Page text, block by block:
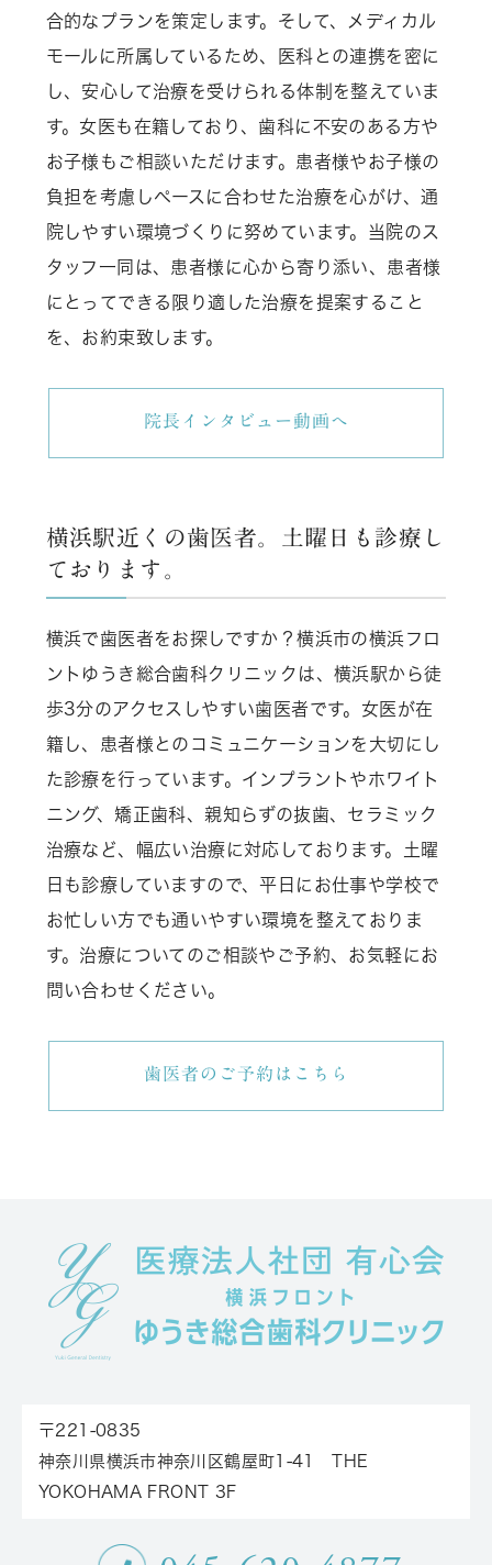
合的なプランを策定します。そして、メディカル
モールに所属しているため、医科との連携を密に
し、安心して治療を受けられる体制を整えていま
す。女医も在籍しており、歯科に不安のある方や
お子様もご相談いただけます。患者様やお子様の
負担を考慮しペースに合わせた治療を心がけ、通
院しやすい環境づくりに努めています。当院のス
タッフ一同は、患者様に心から寄り添い、患者様
にとってできる限り適した治療を提案すること
を、お約束致します。
院長インタビュー動画へ
横浜駅近くの歯医者。土曜日も診療し
ております。
横浜で歯医者をお探しですか？横浜市の横浜フロ
ントゆうき総合歯科クリニックは、横浜駅から徒
歩3分のアクセスしやすい歯医者です。女医が在
籍し、患者様とのコミュニケーションを大切にし
た診療を行っています。インプラントやホワイト
ニング、矯正歯科、親知らずの抜歯、セラミック
治療など、幅広い治療に対応しております。土曜
日も診療していますので、平日にお仕事や学校で
お忙しい方でも通いやすい環境を整えておりま
す。治療についてのご相談やご予約、お気軽にお
問い合わせください。
歯医者のご予約はこちら
〒221-0835
神奈川県横浜市神奈川区鶴屋町1-41 THE
YOKOHAMA FRONT 3F